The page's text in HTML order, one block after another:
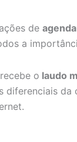
de
a
o laudo
diferenciais